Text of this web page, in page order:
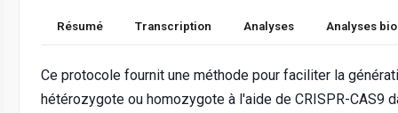
Résumé Transcription Analyses Analyses
Ce protocole fournit une méthode pour faciliter la
hétérozygote ou homozygote à l'aide de CRISPR-CAS9